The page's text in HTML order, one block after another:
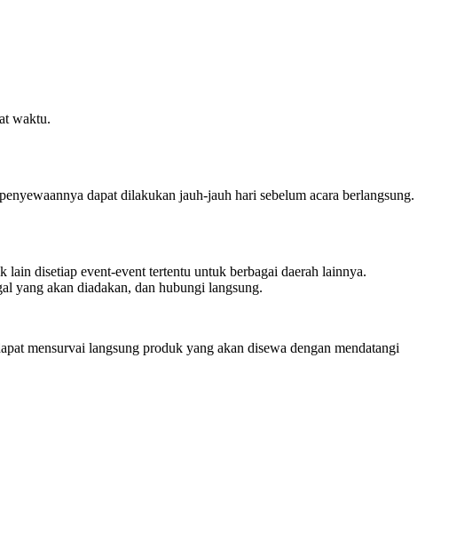
waktu.
dapat dilakukan jauh-jauh hari sebelum acara berlangsung.
disetiap event-event tertentu untuk berbagai daerah lainnya.
yang akan diadakan, dan hubungi langsung.
mensurvai langsung produk yang akan disewa dengan mendatangi